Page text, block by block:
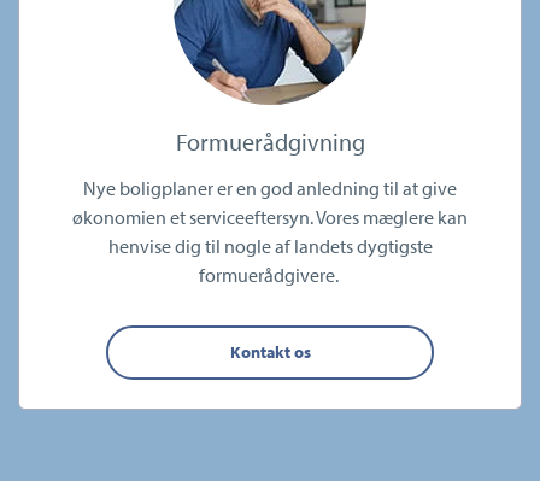
Formuerådgivning
Nye boligplaner er en god anledning til at give
økonomien et serviceeftersyn. Vores mæglere kan
henvise dig til nogle af landets dygtigste
formuerådgivere.
Kontakt os